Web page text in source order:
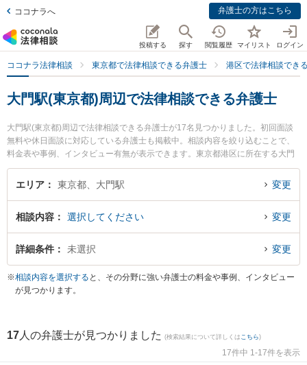
ココナラへ 弁護士の方はこちら
投稿する 探す 閲覧履歴 マイリスト ログイン
ココナラ法律相談 東京都で法律相談できる弁護士 港区で法律相談でき
大門駅(東京都)周辺で法律相談できる弁護士
大門駅(東京都)周辺で法律相談できる弁護士が17名見つかりました。初回面談
無料や休日面談に対応している弁護士も掲載中。相談内容を絞り込むことで、
料金表や事例、インタビュー有無が表示できます。東京都港区に所在する大門
駅は特に大地総合法律事務所の佐久間 大地弁護士や弁護士法人浜松町アウルス
法律事務所の小島 梓弁護士、弁護士法人グレイス 東京事務所の杉原 悠介弁護
る弁護士に面談予約したい』『行政処分の不服申立てのトラブル解決の実績豊
富な大門駅近くの弁護士を検索したい』『初回無料で行政処分の不服申立てを
法律相談できる大門駅付近の弁護士に面談予約したい』などでお困りの相談者
エリア 東京都、大門駅 変更
相談内容 選択してください 変更
詳細条件 未選択 変更
※相談内容を選択する と、その分野に強い弁護士の料金や事例、インタビュー
が見つかります。
17 人の弁護士が見つかりました (検索結果について詳しくは こちら)
17件中 1-17件を表示